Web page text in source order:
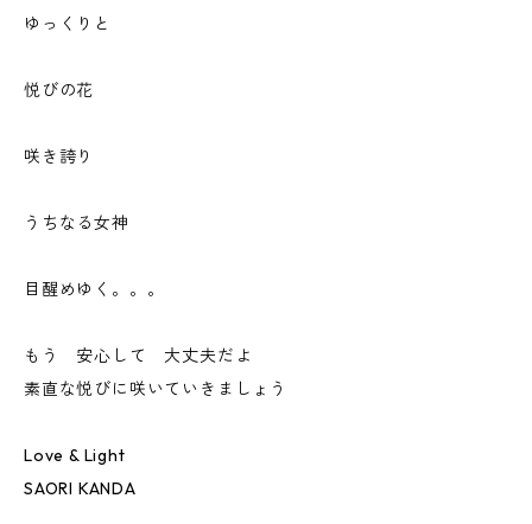
ゆっくりと
悦びの花
咲き誇り
うちなる女神
目醒めゆく。。。
もう 安心して 大丈夫だよ
素直な悦びに咲いていきましょう
Love & Light
SAORI KANDA